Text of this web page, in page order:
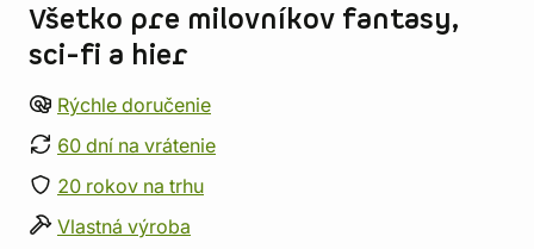
Všetko pre milovníkov fantasy,
sci-fi a hier
Rýchle doručenie
60 dní na vrátenie
20 rokov na trhu
Vlastná výroba